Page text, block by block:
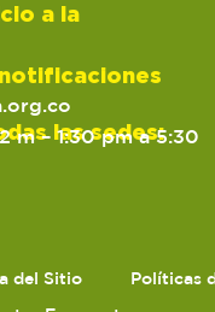
a la
las sedes:
m – 1:30 pm a 5:30
del Sitio Políticas